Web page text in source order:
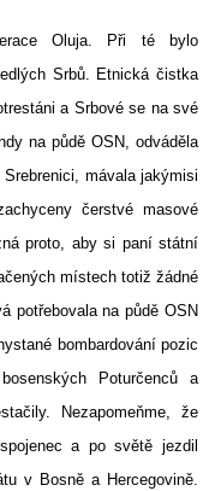
Oluja. Při té bylo
Srbů. Etnická čistka
a Srbové se na své
na půdě OSN, odváděla
mávala jakýmisi
čerstvé masové
proto, aby si paní státní
místech totiž žádné
potřebovala na půdě OSN
bombardování pozic
Poturčenců a
Nezapomeňme, že
a po světě jezdil
v Bosně a Hercegovině.